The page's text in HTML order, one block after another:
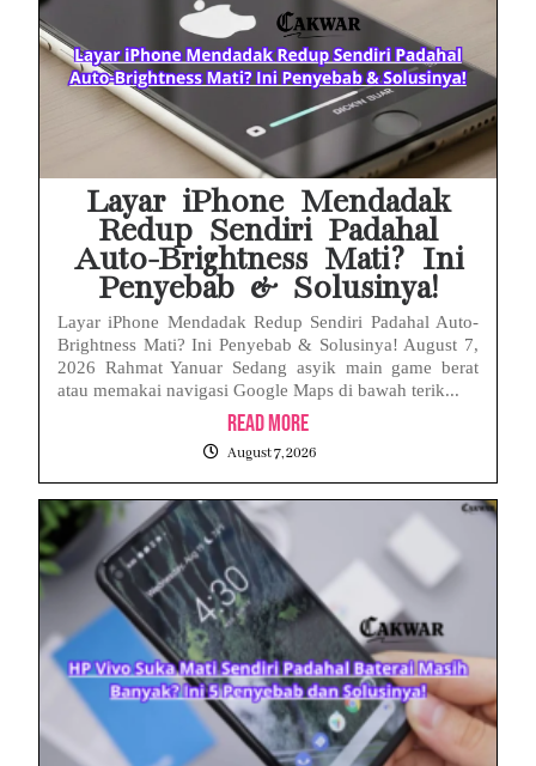
Babak Baru Kasus Febrie Adriansyah, Rencana Praperadilan Penyitaan Emas dan Uang Tunai Jadi Sorotan
Baterai Apple Watch Cepat Boros? Ini Penyebab dan Cara Mengatasinya
HP Huawei Cepat Panas? Ini Penyebab Utama dan Cara Mengatasinya
Layar iPhone Mendadak
Redup Sendiri Padahal
Auto-Brightness Mati? Ini
Penyebab & Solusinya!
Layar iPhone Mendadak Redup Sendiri Padahal Auto-
Brightness Mati? Ini Penyebab & Solusinya! August 7,
2026 Rahmat Yanuar Sedang asyik main game berat
atau memakai navigasi Google Maps di bawah terik...
Read More
August 7, 2026